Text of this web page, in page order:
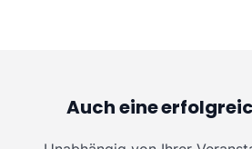
Auch eine